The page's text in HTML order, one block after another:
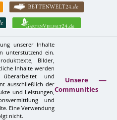
unserer Inhalte
unterstützend ein.
Bilder,
Inhalte werden
und
ausschließlich der
und Leistungen,
und
Eine Verwendung
nicht.
Unsere
Communities